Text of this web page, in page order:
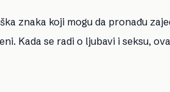
znaka koji mogu da pronađu
Kada se radi o ljubavi i seksu,